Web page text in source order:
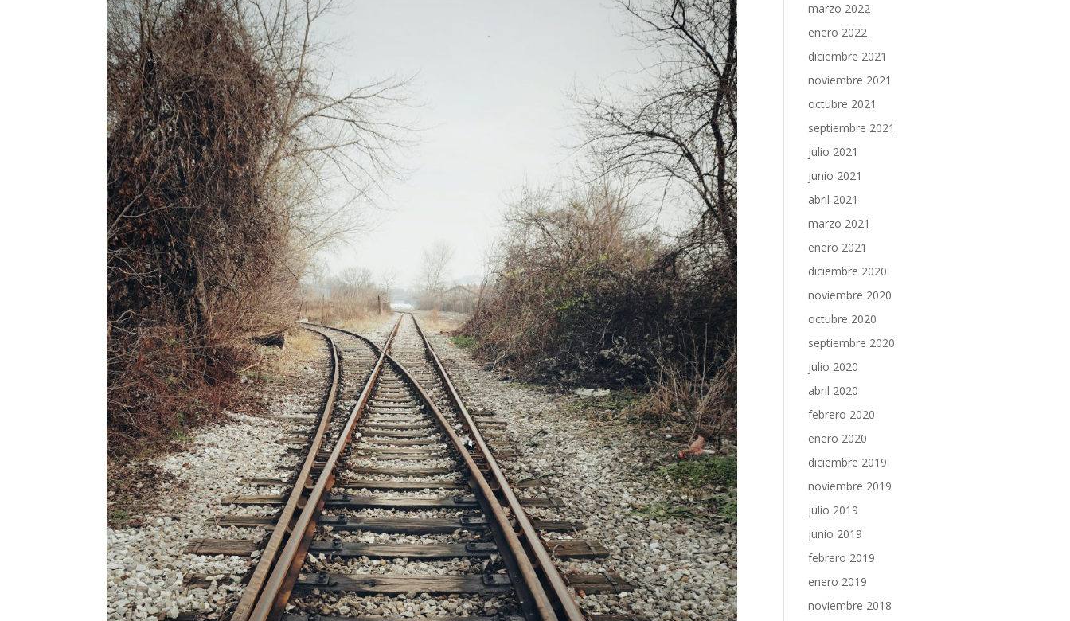
marzo 2022
enero 2022
diciembre 2021
noviembre 2021
octubre 2021
septiembre 2021
julio 2021
junio 2021
abril 2021
marzo 2021
enero 2021
diciembre 2020
noviembre 2020
octubre 2020
septiembre 2020
julio 2020
abril 2020
febrero 2020
enero 2020
diciembre 2019
noviembre 2019
julio 2019
junio 2019
febrero 2019
enero 2019
noviembre 2018